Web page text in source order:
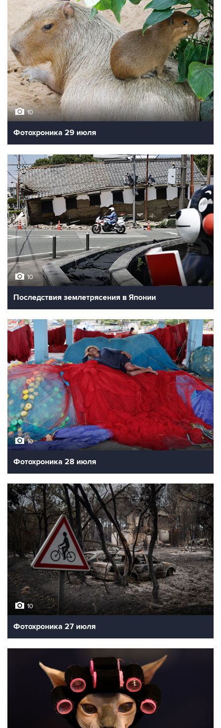
10
Фотохроника 29 июля
10
Последствия землетрясения в Японии
10
Фотохроника 28 июля
10
Фотохроника 27 июля